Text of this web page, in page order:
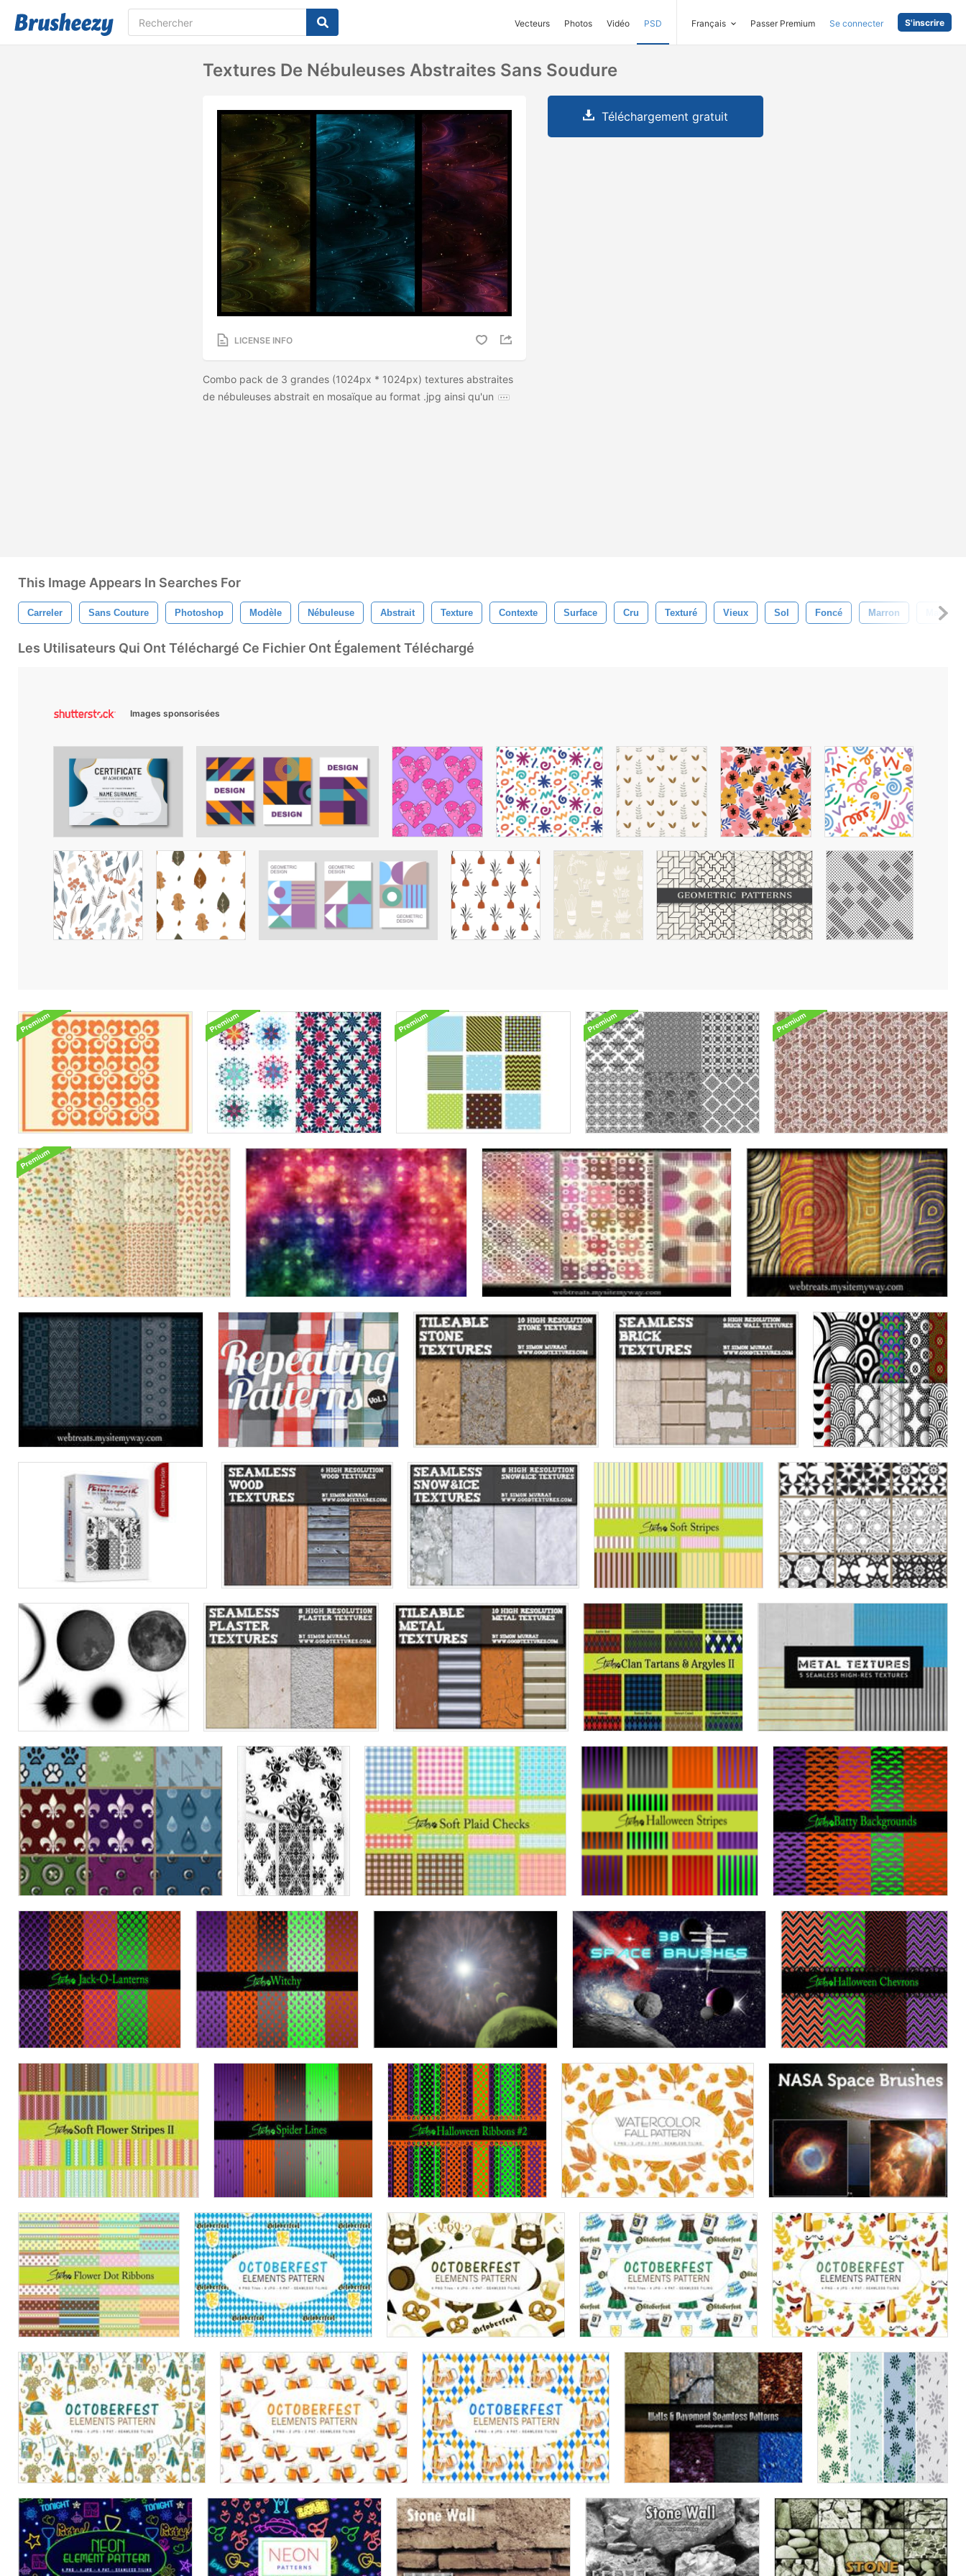
Vecteurs Photos Vidéo PSD Français Passer Premium Se connecter S'inscrire
Textures De Nébuleuses Abstraites Sans Soudure
LICENSE INFO
Combo pack de 3 grandes (1024px * 1024px) textures abstraites
de nébuleuses abstrait en mosaïque au format .jpg ainsi qu'un
Téléchargement gratuit
This Image Appears In Searches For
Carreler Sans Couture Photoshop Modèle Nébuleuse Abstrait Texture Contexte Surface Cru Texturé Vieux Sol Foncé Marron Matériel
Les Utilisateurs Qui Ont Téléchargé Ce Fichier Ont Également Téléchargé
Images sponsorisées